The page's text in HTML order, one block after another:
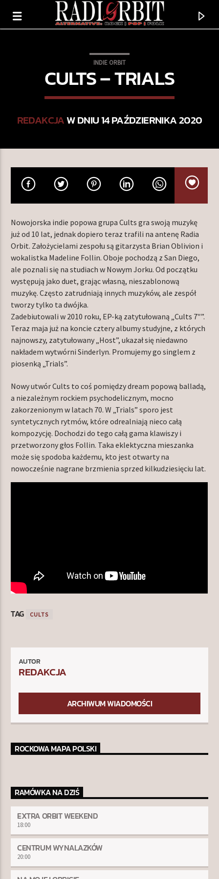
TERAZ GRAMY
DIDN'T (FEAT. CAVETOWN)
TERAZ W RAMÓWCE
INDIE ORBIT WEEKEND
16:00 18:00
NASTĘPNIE W RAMÓWCE
EXTRA ORBIT WEEKEND
18:00 20:00
Radio Orbit
INDIE ORBIT
CULTS – TRIALS
REDAKCJAW DNIU 14 PAŹDZIERNIKA 2020
Nowojorska indie popowa grupa Cults gra swoją muzykę
już od 10 lat, jednak dopiero teraz trafili na antenę Radia
Orbit. Założycielami zespołu są gitarzysta Brian Oblivion i
wokalistka Madeline Follin. Oboje pochodzą z San Diego,
ale poznali się na studiach w Nowym Jorku. Od początku
występują jako duet, grając własną, nieszablonową
muzykę. Często zatrudniają innych muzyków, ale zespół
tworzy tylko ta dwójka.
Zadebiutowali w 2010 roku, EP-ką zatytułowaną „Cults 7″”.
Teraz maja już na koncie cztery albumy studyjne, z których
najnowszy, zatytułowany „Host”, ukazał się niedawno
nakładem wytwórni Sinderlyn. Promujemy go singlem z
piosenką „Trials”.
Nowy utwór Cults to coś pomiędzy dream popową balladą,
a niezależnym rockiem psychodelicznym, mocno
zakorzenionym w latach 70. W „Trials” sporo jest
syntetycznych rytmów, które odrealniają nieco całą
kompozycję. Dochodzi do tego całą gama klawiszy i
przetworzony głos Follin. Taka eklektyczna mieszanka
może się spodoba każdemu, kto jest otwarty na
nowocześnie nagrane brzmienia sprzed kilkudziesięciu lat.
TAG CULTS
AUTOR
REDAKCJA
ARCHIWUM WIADOMOŚCI
ROCKOWA MAPA POLSKI
RAMÓWKA NA DZIŚ
EXTRA ORBIT WEEKEND
18:00
CENTRUM WYNALAZKÓW
20:00